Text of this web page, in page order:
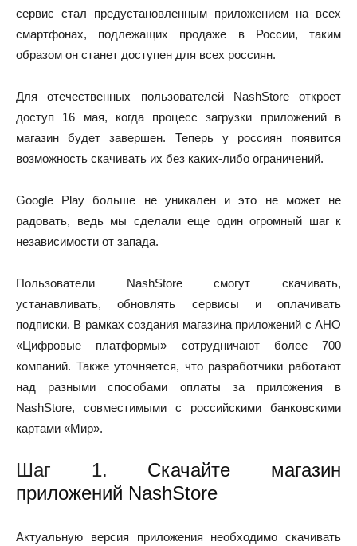
сервис стал предустановленным приложением на всех
смартфонах, подлежащих продаже в России, таким
образом он станет доступен для всех россиян.
Для отечественных пользователей NashStore откроет
доступ 16 мая, когда процесс загрузки приложений в
магазин будет завершен. Теперь у россиян появится
возможность скачивать их без каких-либо ограничений.
Google Play больше не уникален и это не может не
радовать, ведь мы сделали еще один огромный шаг к
независимости от запада.
Пользователи NashStore смогут скачивать,
устанавливать, обновлять сервисы и оплачивать
подписки. В рамках создания магазина приложений с АНО
«Цифровые платформы» сотрудничают более 700
компаний. Также уточняется, что разработчики работают
над разными способами оплаты за приложения в
NashStore, совместимыми с российскими банковскими
картами «Мир».
Шаг 1. Скачайте магазин
приложений NashStore
Актуальную версия приложения необходимо скачивать